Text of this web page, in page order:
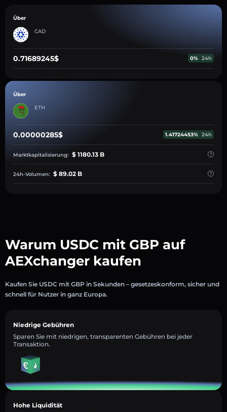
Über
CAD
0.71689245$ 0% 24h
Über
ETH
0.00000285$ 1.41724453% 24h
Marktkapitalisierung: $ 1180.13 B
24h-Volumen: $ 89.02 B
Warum USDC mit GBP auf
AEXchanger kaufen
Kaufen Sie USDC mit GBP in Sekunden – gesetzeskonform, sicher und
schnell für Nutzer in ganz Europa.
Niedrige Gebühren
Sparen Sie mit niedrigen, transparenten Gebühren bei jeder
Transaktion.
Hohe Liquidität